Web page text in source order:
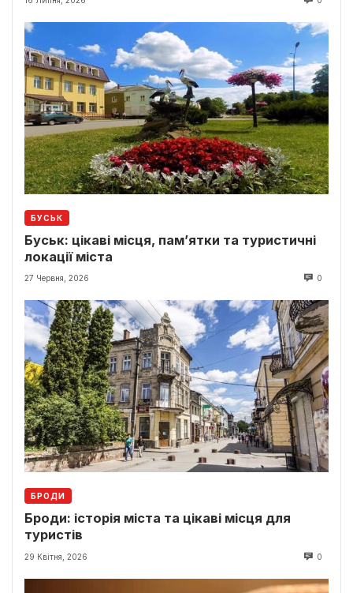
БУСЬК
Буськ: цікаві місця, пам’ятки та туристичні
локації міста
27 Червня, 2026 0
БРОДИ
Броди: історія міста та цікаві місця для
туристів
29 Квітня, 2026 0